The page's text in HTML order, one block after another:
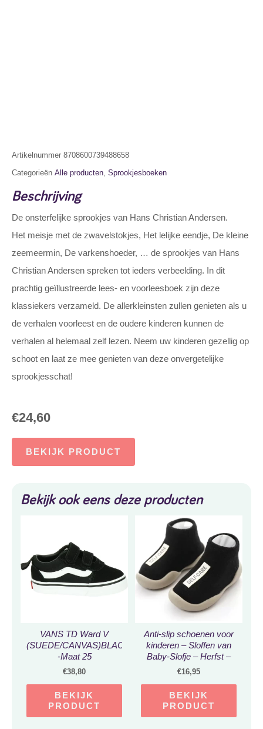
Artikelnummer 8708600739488658
Categorieën Alle producten, Sprookjesboeken
Beschrijving
De onsterfelijke sprookjes van Hans Christian Andersen.
Het meisje met de zwavelstokjes, Het lelijke eendje, De kleine
zeemeermin, De varkenshoeder, … de sprookjes van Hans
Christian Andersen spreken tot ieders verbeelding. In dit
prachtig geïllustreerde lees- en voorleesboek zijn deze
klassiekers verzameld. De allerkleinsten zullen genieten als u
de verhalen voorleest en de oudere kinderen kunnen de
verhalen al helemaal zelf lezen. Neem uw kinderen gezellig op
schoot en laat ze mee genieten van deze onvergetelijke
sprookjesschat!
€24,60
BEKIJK PRODUCT
Bekijk ook eens deze producten
VANS TD Ward V
(SUEDE/CANVAS)BLACK/WHITE
-Maat 25
€38,80
BEKIJK
PRODUCT
Anti-slip schoenen voor
kinderen – Sloffen van
Baby-Slofje – Herfst –
Winter – Zwart maat
€16,95
BEKIJK
PRODUCT